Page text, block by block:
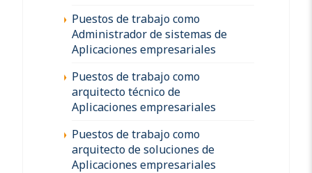
Puestos de trabajo como
Administrador de sistemas de
Aplicaciones empresariales
Puestos de trabajo como
arquitecto técnico de
Aplicaciones empresariales
Puestos de trabajo como
arquitecto de soluciones de
Aplicaciones empresariales